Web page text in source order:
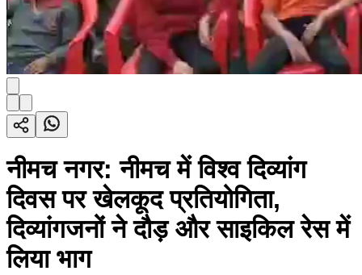
नीमच नगर: नीमच में विश्व दिव्यांग
दिवस पर खेलकूद प्रतियोगिता,
दिव्यांगजनों ने दौड़ और साइकिल रेस में
लिया भाग